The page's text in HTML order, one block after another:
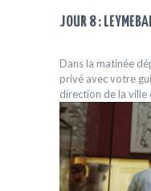
JOUR 8 :
Dans la matinée
privé avec votre
direction de la ville